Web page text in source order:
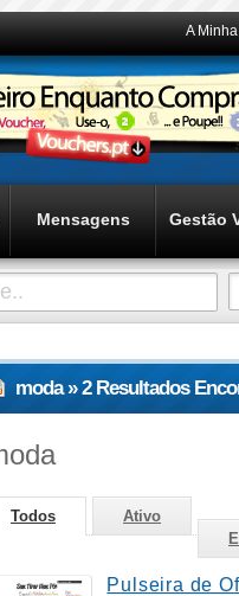
A
Mensagens Gestão
moda » 2 Resultados
Todos
Ativo
Pulseira de